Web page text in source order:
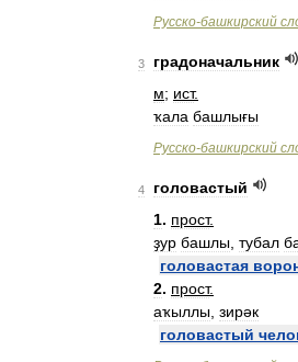
Русско-башкирский
3
градоначальник
м; ист.
ҡала башлығы
Русско-башкирский
4
головастый
1. прост.
ҙур башлы тубал
головастая
2. прост.
аҡыллы зирәк
головастый